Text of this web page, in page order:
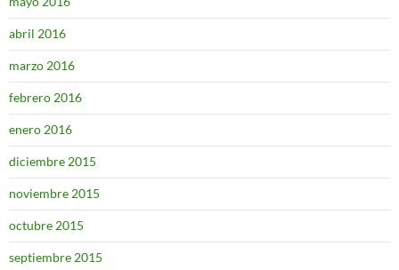
abril 2016
marzo 2016
febrero 2016
enero 2016
diciembre 2015
noviembre 2015
octubre 2015
septiembre 2015